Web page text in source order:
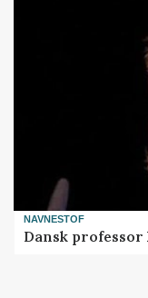
NAVNESTOF
Dansk